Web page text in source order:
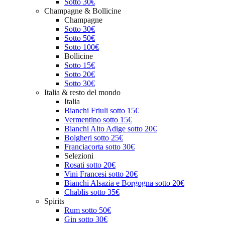
Sotto 30€
Champagne & Bollicine
Champagne
Sotto 30€
Sotto 50€
Sotto 100€
Bollicine
Sotto 15€
Sotto 20€
Sotto 30€
Italia & resto del mondo
Italia
Bianchi Friuli sotto 15€
Vermentino sotto 15€
Bianchi Alto Adige sotto 20€
Bolgheri sotto 25€
Franciacorta sotto 30€
Selezioni
Rosati sotto 20€
Vini Francesi sotto 20€
Bianchi Alsazia e Borgogna sotto 20€
Chablis sotto 35€
Spirits
Rum sotto 50€
Gin sotto 30€